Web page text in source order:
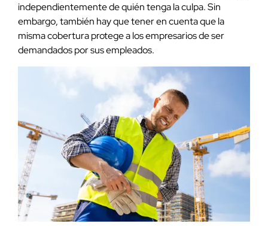
independientemente de quién tenga la culpa. Sin
embargo, también hay que tener en cuenta que la
misma cobertura protege a los empresarios de ser
demandados por sus empleados.